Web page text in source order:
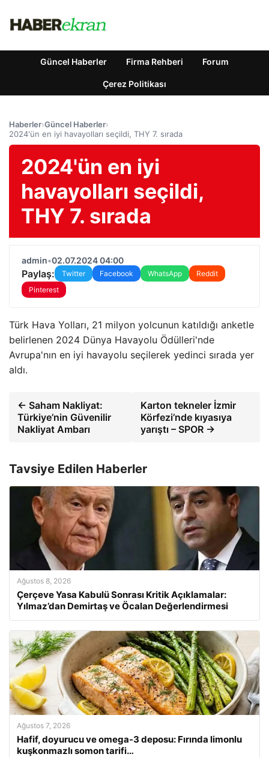
Güncel Haberler Firma Rehberi Forum
Çerez Politikası
Haberler›Güncel Haberler›
2024'ün en iyi havayolları seçildi, THY 7. sırada
2024'ün en iyi
havayolları seçildi,
THY 7. sırada
admin•02.07.2024 04:00
Paylaş: Twitter Facebook WhatsApp
Reddit
Pinterest
Türk Hava Yolları, 21 milyon yolcunun katıldığı anketle
belirlenen 2024 Dünya Havayolu Ödülleri'nde
Avrupa'nın en iyi havayolu seçilerek yedinci sırada yer
aldı.
← Saham Nakliyat:
Türkiye’nin Güvenilir
Nakliyat Ambarı
Karton tekneler İzmir
Körfezi’nde kıyasıya
yarıştı – SPOR →
Tavsiye Edilen Haberler
Ağustos 8, 2026
Çerçeve Yasa Kabulü Sonrası Kritik Açıklamalar:
Yılmaz’dan Demirtaş ve Öcalan Değerlendirmesi
Ağustos 7, 2026
Hafif, doyurucu ve omega-3 deposu: Fırında limonlu
kuşkonmazlı somon tarifi…